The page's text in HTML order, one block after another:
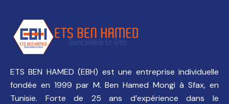
ETS BEN HAMED (EBH) est une entreprise individuelle
fondée en 1999 par M. Ben Hamed Mongi à Sfax, en
Tunisie. Forte de 25 ans d’expérience dans le